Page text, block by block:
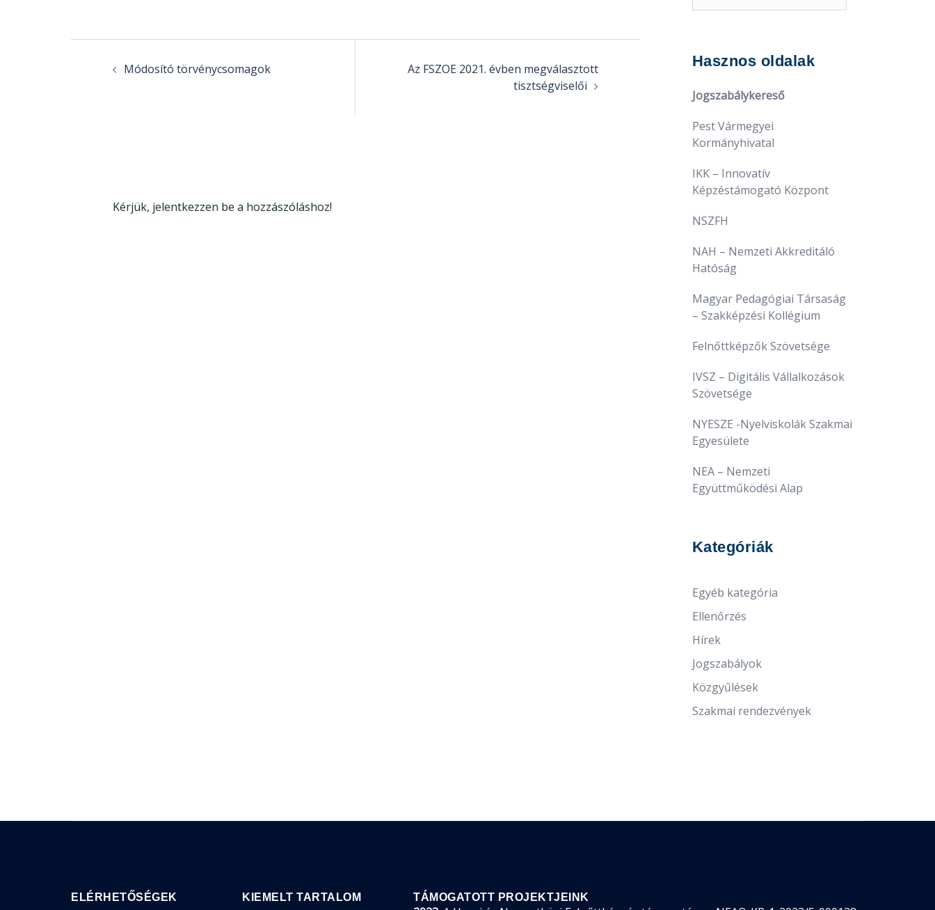
navigationMódosító törvénycsomagok
Az FSZOE 2021. évben megválasztott
tisztségviselői
Kérjük, jelentkezzen be a hozzászóláshoz!
Hasznos oldalak
Jogszabálykereső
Pest Vármegyei
Kormányhivatal
IKK – Innovatív
Képzéstámogató Központ
NSZFH
NAH – Nemzeti Akkreditáló
Hatóság
Magyar Pedagógiai Társaság
– Szakképzési Kollégium
Felnőttképzők Szövetsége
IVSZ – Digitális Vállalkozások
Szövetsége
NYESZE -Nyelviskolák Szakmai
Egyesülete
NEA – Nemzeti
Együttműködési Alap
Kategóriák
Egyéb kategória
Ellenőrzés
Hírek
Jogszabályok
Közgyűlések
Szakmai rendezvények
ELÉRHETŐSÉGEK KIEMELT TARTALOM TÁMOGATOTT PROJEKTJEINK